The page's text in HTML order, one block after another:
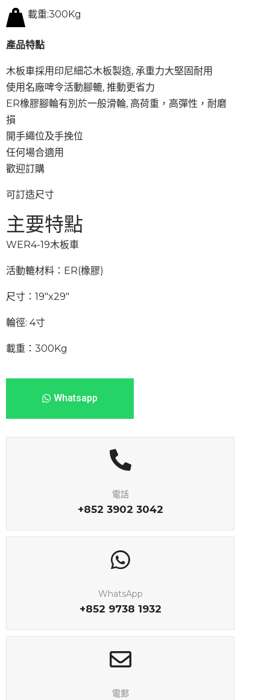
載重:300Kg
產品特點
木板車採用印尼細芯木板製造, 承重力大堅固耐用
使用名廠啤令活動腳轆, 推動更省力
ER橡膠腳輪有別於一般滑輪, 高荷重，高彈性，耐磨
損
開手繩位及手挽位
任何場合適用
歡迎訂購
可訂造尺寸
主要特點
WER4-19木板車
活動轆材料：ER(橡膠)
尺寸：19″x29″
輪徑: 4寸
載重：300Kg
Whatsapp
電話
+852 3902 3042
WhatsApp
+852 9738 1932
電郵